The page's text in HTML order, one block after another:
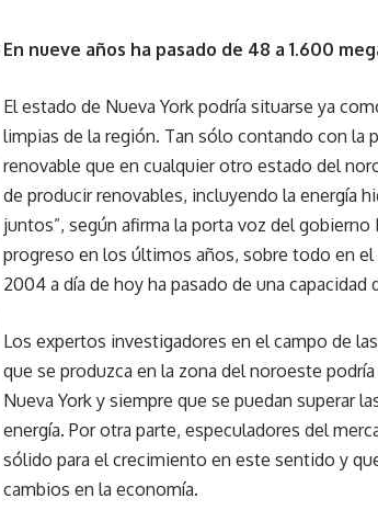
En nueve años ha pasado de 48 a 1.600
El estado de Nueva York podría situarse ya
limpias de la región. Tan sólo contando con la
renovable que en cualquier otro estado del
de producir renovables, incluyendo la energía
juntos”, según afirma la porta voz del
progreso en los últimos años, sobre todo en
2004 a día de hoy ha pasado de una capacidad
Los expertos investigadores en el campo de
que se produzca en la zona del noroeste
Nueva York y siempre que se puedan superar
energía. Por otra parte, especuladores del
sólido para el crecimiento en este sentido y
cambios en la economía.